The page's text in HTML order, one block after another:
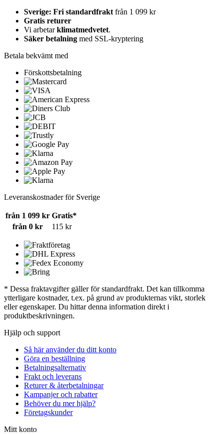
Sverige: Fri standardfrakt från 1 099 kr
Gratis returer
Vi arbetarklimatmedvetet.
Säker betalning med SSL-kryptering
Betala bekvämt med
Förskottsbetalning
Leveranskostnader för Sverige
från 1 099 kr Gratis*
från 0 kr
115 kr
* Dessa fraktavgifter gäller för standardfrakt. Det kan tillkomma
ytterligare kostnader, t.ex. på grund av produkternas vikt, storlek
eller egenskaper. Du hittar denna information direkt i
produktbeskrivningen.
Hjälp och support
Så här använder du ditt konto
Göra en beställning
Betalningsalternativ
Frakt och leverans
Returer & återbetalningar
Kampanjer och rabatter
Behöver du mer hjälp?
Företagskunder
Mitt konto